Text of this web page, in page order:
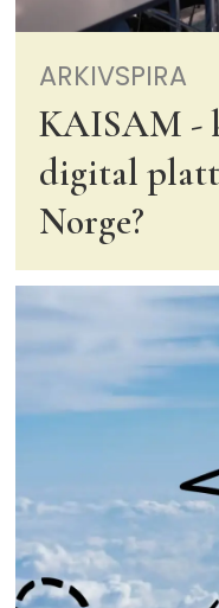
ARKIVSPIRA
KAISAM -
digital
Norge?